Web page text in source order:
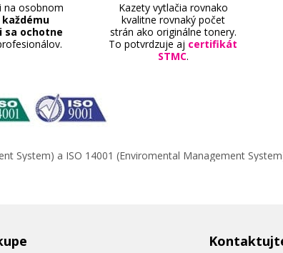
na osobnom
každému
sa ochotne
Kazety vytlačia rovnako
kvalitne rovnaký počet
strán ako originálne tonery.
To potvrdzuje aj certifikát
STMC.
System) a ISO 14001 (Enviromental Management